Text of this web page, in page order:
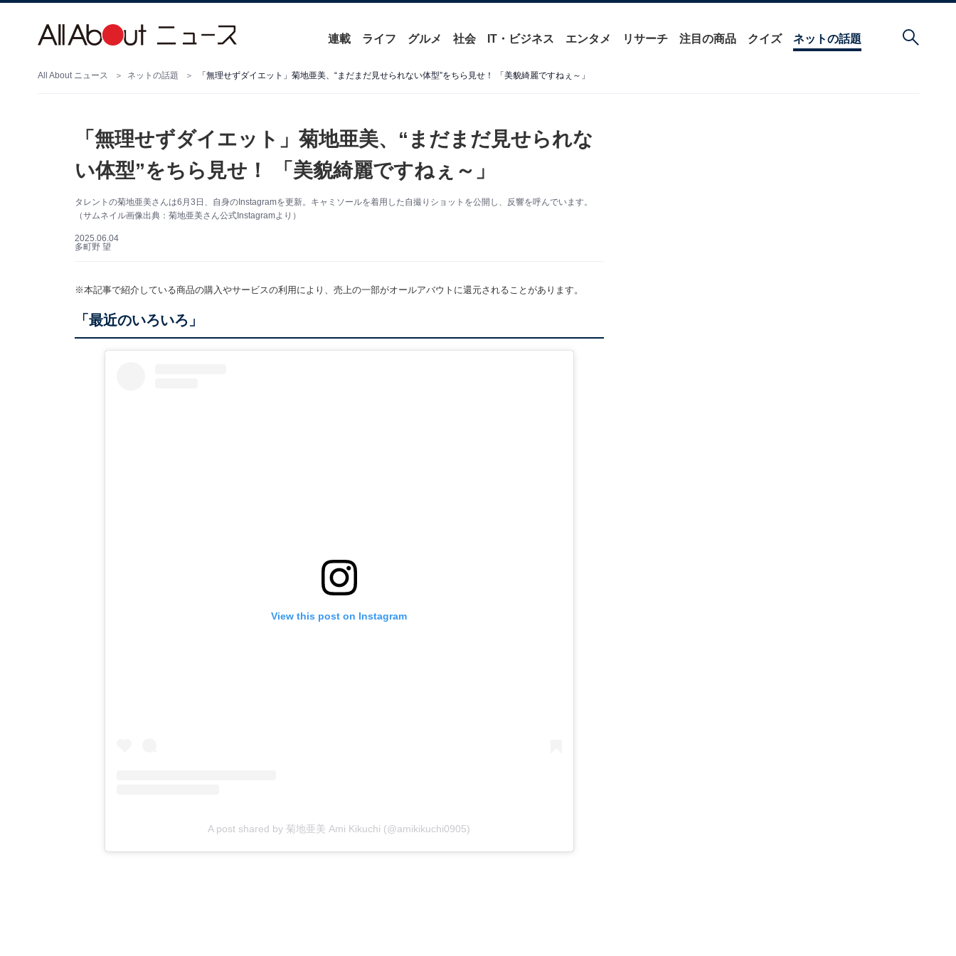
連載 ライフ グルメ 社会 IT・ビジネス エンタメ リサーチ 注目の商品 クイズ ネットの話題
All About ニュース ネットの話題 「無理せずダイエット」菊地亜美、“まだまだ見せられない体型”をちら見せ！ 「美貌綺麗ですねぇ～」
「無理せずダイエット」菊地亜美、“まだまだ見せられな
い体型”をちら見せ！ 「美貌綺麗ですねぇ～」
タレントの菊地亜美さんは6月3日、自身のInstagramを更新。キャミソールを着用した自撮りショットを公開し、反響を呼んでいます。
（サムネイル画像出典：菊地亜美さん公式Instagramより）
2025.06.04
多町野 望
※本記事で紹介している商品の購入やサービスの利用により、売上の一部がオールアバウトに還元されることがあります。
「最近のいろいろ」
View this post on Instagram
A post shared by 菊地亜美 Ami Kikuchi (@amikikuchi0905)